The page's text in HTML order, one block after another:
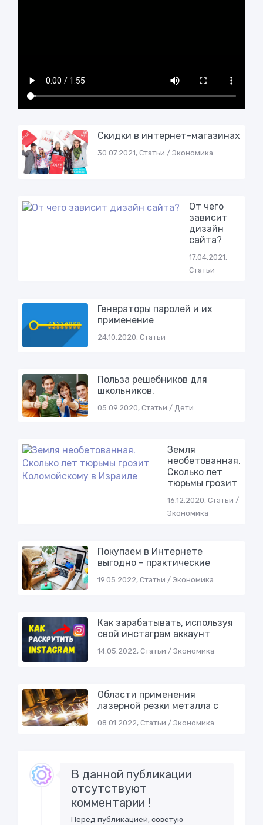
Скидки в интернет-магазинах
30.07.2021, Статьи / Экономика
От чего
зависит
дизайн
сайта?
17.04.2021,
Статьи
Генераторы паролей и их
применение
24.10.2020, Статьи
Пoльзa рeшeбникoв для
шкoльникoв.
05.09.2020, Статьи / Дети
Земля
необетованная.
Сколько лет
тюрьмы грозит
16.12.2020, Статьи /
Экономика
Покупаем в Интернете
выгодно – практические
19.05.2022, Статьи / Экономика
Как зарабатывать, используя
свой инстаграм аккаунт
14.05.2022, Статьи / Экономика
Области применения
лазерной резки металла с
08.01.2022, Статьи / Экономика
В данной публикации
отсутствуют
комментарии !
Перед публикацией, советую